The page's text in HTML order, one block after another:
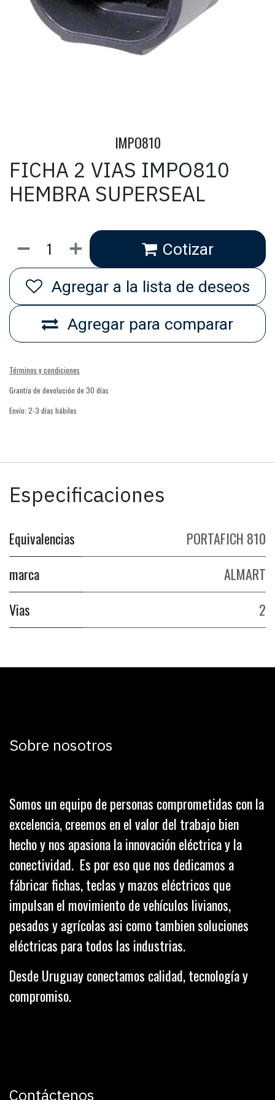
IMPO810
FICHA 2 VIAS IMPO810
HEMBRA SUPERSEAL
Cotizar
Agregar para comparar
Agregar a la lista de deseos
Términos y condiciones
Grantía de devolución de 30 días
Envío: 2-3 días hábiles
Especificaciones
Equivalencias
PORTAFICH 810
marca
ALMART
Vias
2
Sobre nosotros
Somos un equipo de personas comprometidas con la
excelencia, creemos en el valor del trabajo bien
hecho y nos apasiona la innovación eléctrica y la
conectividad. Es por eso que nos dedicamos a
fábricar fichas, teclas y mazos eléctricos que
impulsan el movimiento de vehículos livianos,
pesados y agrícolas asi como tambien soluciones
eléctricas para todos las industrias.
Desde Uruguay conectamos calidad, tecnología y
compromiso.
Contáctenos